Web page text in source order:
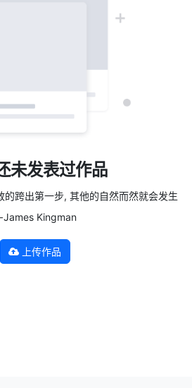
未发表过作品
的跨出第一步, 其他的自然而然就会发生
Kingman
上传作品